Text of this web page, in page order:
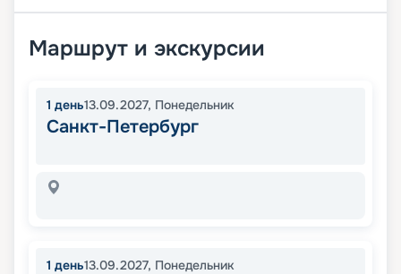
Маршрут и экскурсии
1 день13.09.2027, Понедельник
Санкт-Петербург
1 день13.09.2027, Понедельник